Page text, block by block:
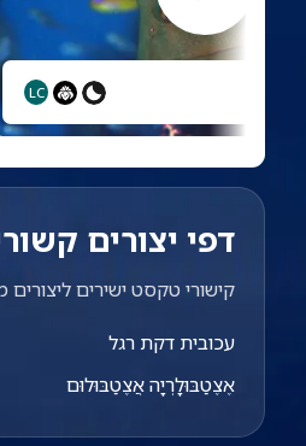
LC
דפי יצורים
קישורי טקסט ישירים
עכובית דקת רגל
אֶצֶטַבּוּלָרְיָה אֲצֶטַבּוּלוּם